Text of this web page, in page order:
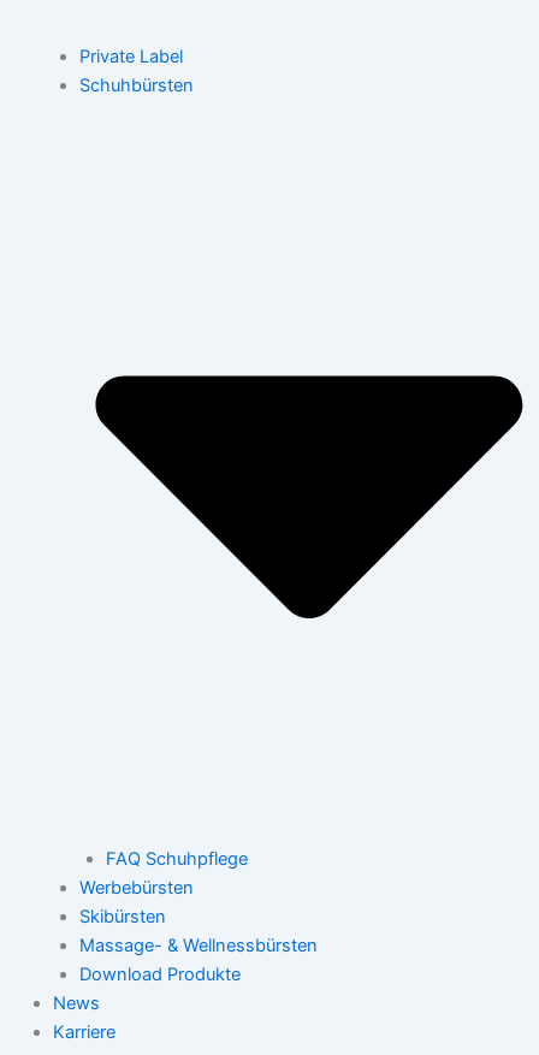
Private Label
Schuhbürsten
FAQ Schuhpflege
Werbebürsten
Skibürsten
Massage- & Wellnessbürsten
Download Produkte
News
Karriere